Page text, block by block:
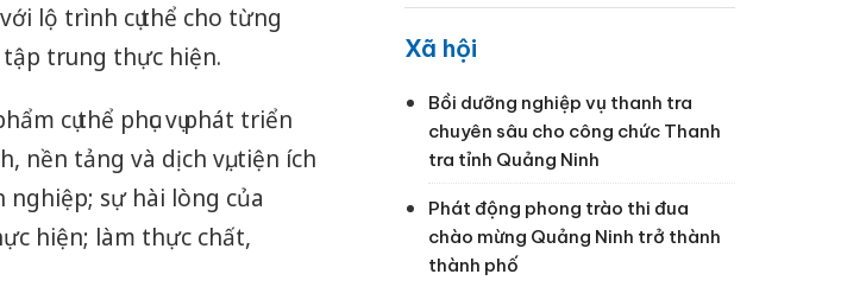
lộ trình cụ thể cho từng
trung thực hiện.
cụ thể phục vụ phát triển
nền tảng và dịch vụ, tiện ích
nghiệp; sự hài lòng của
hiện; làm thực chất,
Xã hội
Bồi dưỡng nghiệp vụ thanh tra
chuyên sâu cho công chức Thanh
tra tỉnh Quảng Ninh
Phát động phong trào thi đua
chào mừng Quảng Ninh trở thành
thành phố